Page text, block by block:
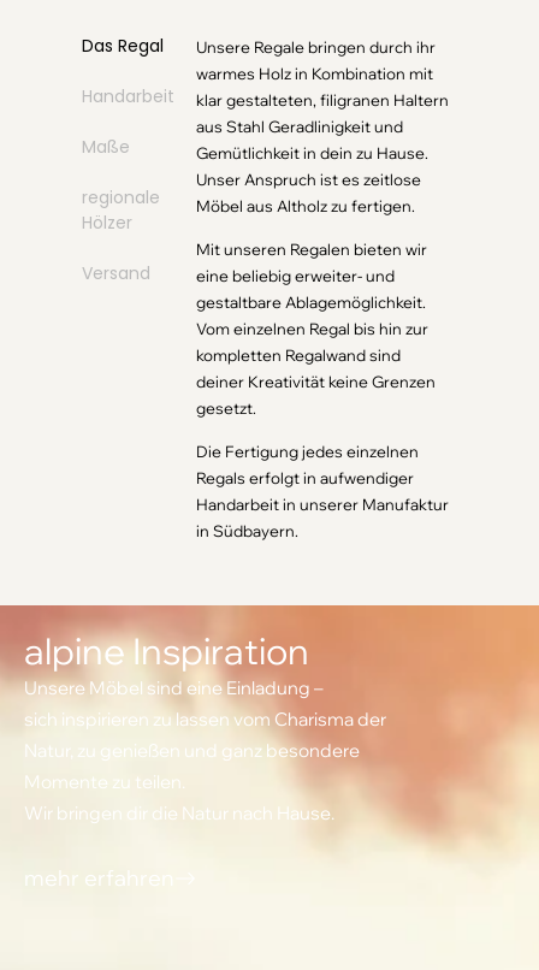
Das Regal
Handarbeit
Maße
regionale
Hölzer
Versand
Unsere Regale bringen durch ihr
warmes Holz in Kombination mit
klar gestalteten, filigranen Haltern
aus Stahl Geradlinigkeit und
Gemütlichkeit in dein zu Hause.
Unser Anspruch ist es zeitlose
Möbel aus Altholz zu fertigen.
Mit unseren Regalen bieten wir
eine beliebig erweiter- und
gestaltbare Ablagemöglichkeit.
Vom einzelnen Regal bis hin zur
kompletten Regalwand sind
deiner Kreativität keine Grenzen
gesetzt.
Die Fertigung jedes einzelnen
Regals erfolgt in aufwendiger
Handarbeit in unserer Manufaktur
in Südbayern.
alpine Inspiration
Unsere Möbel sind eine Einladung –
sich inspirieren zu lassen vom Charisma der
Natur, zu genießen und ganz besondere
Momente zu teilen.
Wir bringen dir die Natur nach Hause.
mehr erfahren